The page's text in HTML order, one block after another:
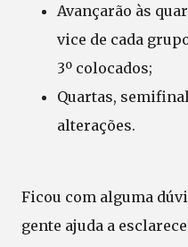
Avançarão às
vice de cada
3º colocados;
Quartas,
alterações.
Ficou com alguma
gente ajuda a